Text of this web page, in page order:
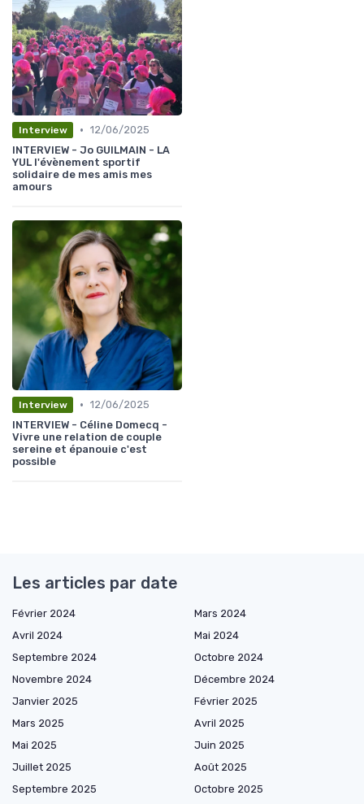
Interview • 12/06/2025
INTERVIEW - Jo GUILMAIN - LA
YUL l'évènement sportif
solidaire de mes amis mes
amours
Interview • 12/06/2025
INTERVIEW - Céline Domecq -
Vivre une relation de couple
sereine et épanouie c'est
possible
Les articles par date
Février 2024
Mars 2024
Avril 2024
Mai 2024
Septembre 2024
Octobre 2024
Novembre 2024
Décembre 2024
Janvier 2025
Février 2025
Mars 2025
Avril 2025
Mai 2025
Juin 2025
Juillet 2025
Août 2025
Septembre 2025
Octobre 2025